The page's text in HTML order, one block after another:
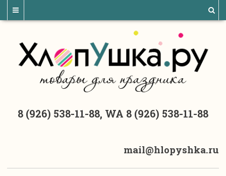
8 (926) 538-11-88, WA 8 (926) 538-11-88
mail@hlopyshka.ru